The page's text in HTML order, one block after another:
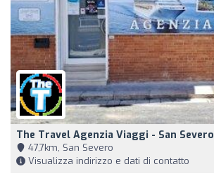
The Travel Agenzia Viaggi - San Severo
47,7km, San Severo
Visualizza indirizzo e dati di contatto